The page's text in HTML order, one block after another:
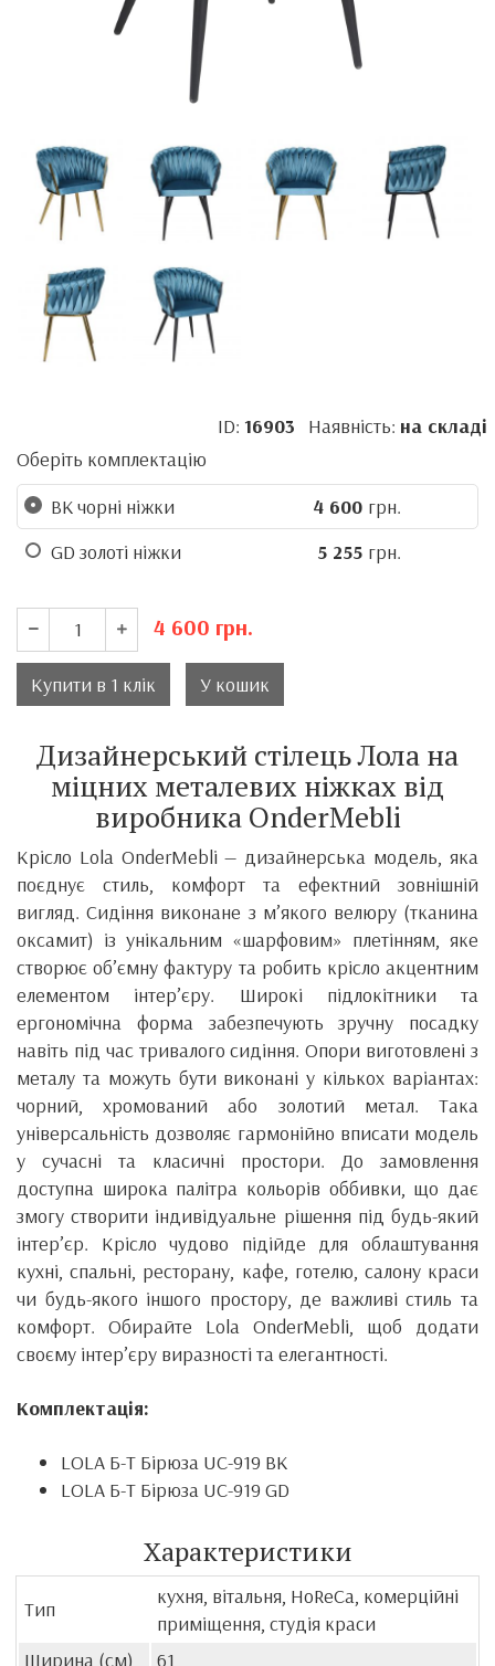
ID: 16903 Наявність: на складі
Оберіть комплектацію
BK чорні ніжки
4 600 грн.
GD золоті ніжки
5 255 грн.
4 600 грн.
Купити в 1 клік У кошик
Дизайнерський стілець Лола на
міцних металевих ніжках від
виробника OnderMebli
Крісло Lola OnderMebli — дизайнерська модель, яка
поєднує стиль, комфорт та ефектний зовнішній
вигляд. Сидіння виконане з м’якого велюру (тканина
оксамит) із унікальним «шарфовим» плетінням, яке
створює об’ємну фактуру та робить крісло акцентним
елементом інтер’єру. Широкі підлокітники та
ергономічна форма забезпечують зручну посадку
навіть під час тривалого сидіння. Опори виготовлені з
металу та можуть бути виконані у кількох варіантах:
чорний, хромований або золотий метал. Така
універсальність дозволяє гармонійно вписати модель
у сучасні та класичні простори. До замовлення
доступна широка палітра кольорів оббивки, що дає
змогу створити індивідуальне рішення під будь-який
інтер’єр. Крісло чудово підійде для облаштування
кухні, спальні, ресторану, кафе, готелю, салону краси
чи будь-якого іншого простору, де важливі стиль та
комфорт. Обирайте Lola OnderMebli, щоб додати
своєму інтер’єру виразності та елегантності.
Комплектація:
LOLA Б-Т Бірюза UC-919 BK
LOLA Б-Т Бірюза UC-919 GD
Характеристики
Тип
кухня, вітальня, HoReCa, комерційні
приміщення, студія краси
Ширина (см)
61